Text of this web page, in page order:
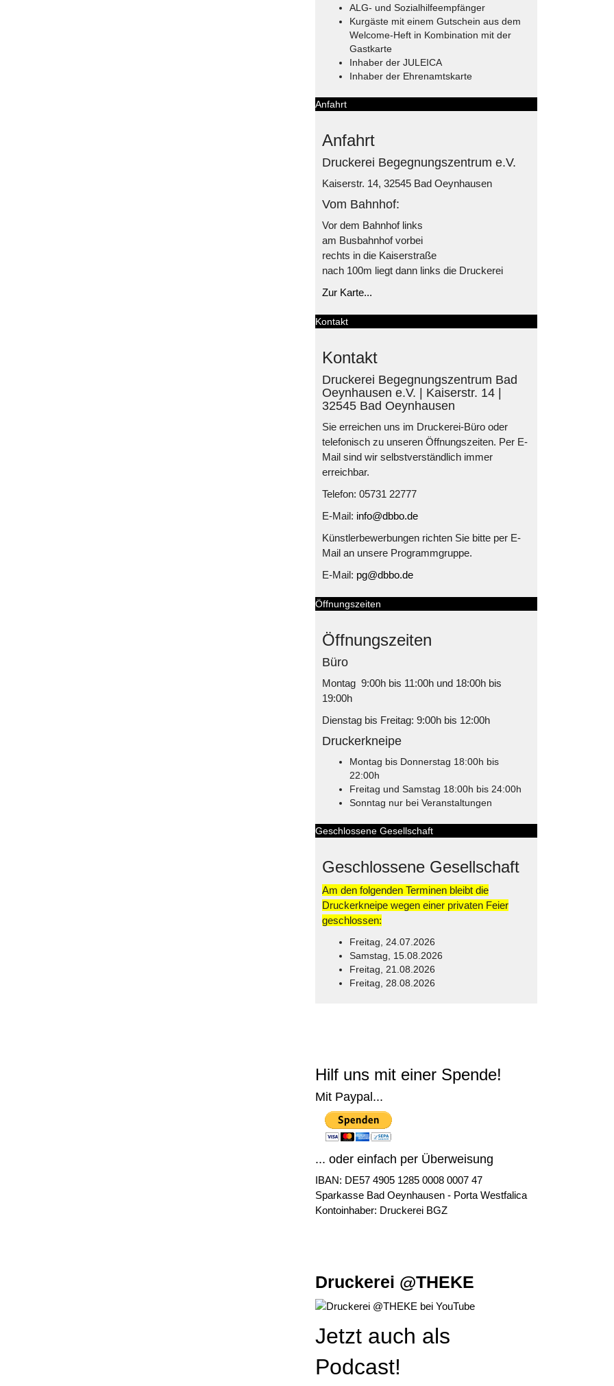
ALG- und Sozialhilfeempfänger
Kurgäste mit einem Gutschein aus dem
Welcome-Heft in Kombination mit der
Gastkarte
Inhaber der JULEICA
Inhaber der Ehrenamtskarte
Anfahrt
Anfahrt
Druckerei Begegnungszentrum e.V.
Kaiserstr. 14, 32545 Bad Oeynhausen
Vom Bahnhof:
Vor dem Bahnhof links
am Busbahnhof vorbei
rechts in die Kaiserstraße
nach 100m liegt dann links die Druckerei
Zur Karte...
Kontakt
Kontakt
Druckerei Begegnungszentrum Bad
Oeynhausen e.V. | Kaiserstr. 14 |
32545 Bad Oeynhausen
Sie erreichen uns im Druckerei-Büro oder
telefonisch zu unseren Öffnungszeiten. Per E-
Mail sind wir selbstverständlich immer
erreichbar.
Telefon: 05731 22777
E-Mail: info@dbbo.de
Künstlerbewerbungen richten Sie bitte per E-
Mail an unsere Programmgruppe.
E-Mail: pg@dbbo.de
Öffnungszeiten
Öffnungszeiten
Büro
Montag 9:00h bis 11:00h und 18:00h bis
19:00h
Dienstag bis Freitag: 9:00h bis 12:00h
Druckerkneipe
Montag bis Donnerstag 18:00h bis
22:00h
Freitag und Samstag 18:00h bis 24:00h
Sonntag nur bei Veranstaltungen
Geschlossene Gesellschaft
Geschlossene Gesellschaft
Am den folgenden Terminen bleibt die
Druckerkneipe wegen einer privaten Feier
geschlossen:
Freitag, 24.07.2026
Samstag, 15.08.2026
Freitag, 21.08.2026
Freitag, 28.08.2026
Hilf uns mit einer Spende!
Mit Paypal...
... oder einfach per Überweisung
IBAN: DE57 4905 1285 0008 0007 47
Sparkasse Bad Oeynhausen - Porta Westfalica
Kontoinhaber: Druckerei BGZ
Druckerei @THEKE
Jetzt auch als
Podcast!